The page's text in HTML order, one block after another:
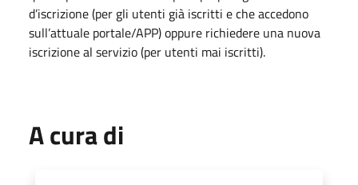
d’iscrizione (per gli utenti già iscritti e che accedono
sull’attuale portale/APP) oppure richiedere una nuova
iscrizione al servizio (per utenti mai iscritti).
A cura di